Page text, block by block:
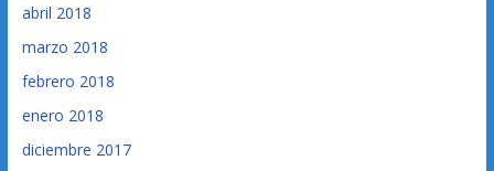
abril 2018
marzo 2018
febrero 2018
enero 2018
diciembre 2017